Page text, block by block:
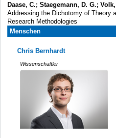
Daase, C.; Staegemann, D. G.;
Addressing the Dichotomy of Theory
Research Methodologies
Menschen
Chris Bernhardt
Wissenschaftler